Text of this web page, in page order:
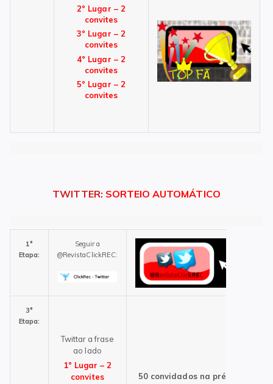
2° Lugar – 2
convites
3° Lugar – 2
convites
4° Lugar – 2
convites
5° Lugar – 2
convites
TWITTER: SORTEIO AUTOMÁTICO
1°
Etapa:
Seguir a
@RevistaClickREC:
3°
Etapa:
Twittar a frase
ao lado
1° Lugar – 2
convites
50 convidados na pré